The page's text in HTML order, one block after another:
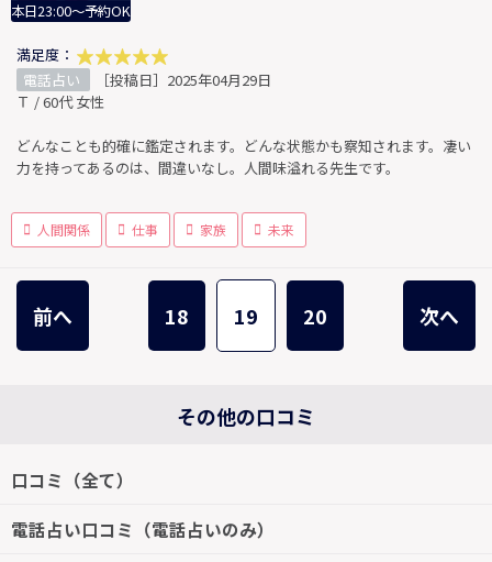
本日23:00～予約OK
満足度：
電話占い
［投稿日］2025年04月29日
Ｔ / 60代 女性
どんなことも的確に鑑定されます。どんな状態かも察知されます。凄い
力を持ってあるのは、間違いなし。人間味溢れる先生です。
人間関係 仕事 家族 未来
前へ 18 19 20 次へ
その他の口コミ
口コミ（全て）
電話占い口コミ（電話占いのみ）